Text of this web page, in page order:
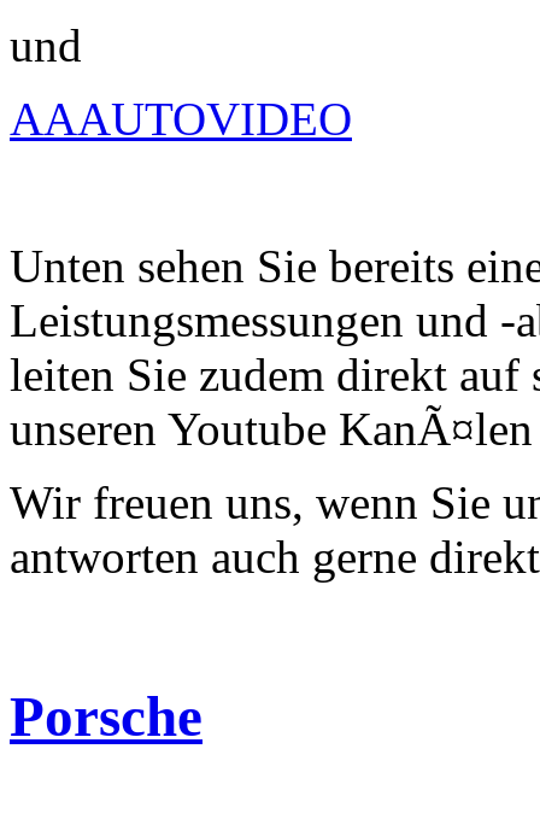
und
AAAUTOVIDEO
Unten sehen Sie bereits
Leistungsmessungen und -
leiten Sie zudem direkt auf
unseren Youtube
Wir freuen uns, wenn Sie
antworten auch gerne
Porsche